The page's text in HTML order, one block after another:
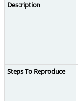
Description
Steps To Reproduce